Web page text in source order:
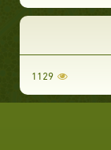
1129